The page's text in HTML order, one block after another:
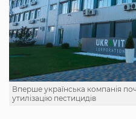
Вперше українська компанія
утилізацію пестицидів